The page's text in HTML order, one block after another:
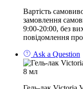
Вартість
замовлення
9:00-20:00, без
повідомлення
Ask a Question